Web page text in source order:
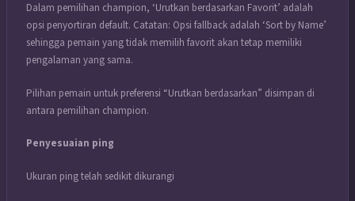
Dalam pemilihan champion, ‘Urutkan berdasarkan Favorit’ adalah
opsi penyortiran default. Catatan: Opsi fallback adalah ‘Sort by Name’
sehingga pemain yang tidak memilih favorit akan tetap memiliki
pengalaman yang sama.
Pilihan pemain untuk preferensi “Urutkan berdasarkan” disimpan di
antara pemilihan champion.
Penyesuaian ping
Ukuran ping telah sedikit dikurangi